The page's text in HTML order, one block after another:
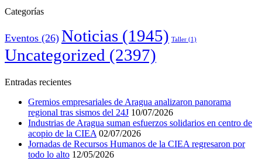
Categorías
Eventos (26) Noticias (1945) Taller (1)
Uncategorized (2397)
Entradas recientes
Gremios empresariales de Aragua analizaron panorama
regional tras sismos del 24J 10/07/2026
Industrias de Aragua suman esfuerzos solidarios en centro de
acopio de la CIEA 02/07/2026
Jornadas de Recursos Humanos de la CIEA regresaron por
todo lo alto 12/05/2026